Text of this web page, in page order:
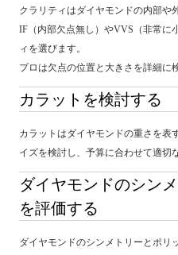
クラリティはダイヤモンドの内部や
IF（内部欠点無し）やVVS（非常に
ィを選びます。
プロは欠点の位置と大きさを詳細に
カラットを検討する
カラットはダイヤモンドの重さを表
イズを検討し、予算に合わせて適切
ダイヤモンドのシン
を評価する
ダイヤモンドのシンメトリーとポリ